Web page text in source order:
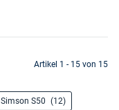
Artikel 1 - 15 von 15
Simson S50 (12)